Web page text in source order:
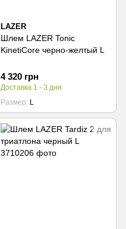
LAZER
Шлем LAZER Tonic
KinetiCore черно-желтый L
4 320 грн
Доставка 1 - 3 дня
Размер
L